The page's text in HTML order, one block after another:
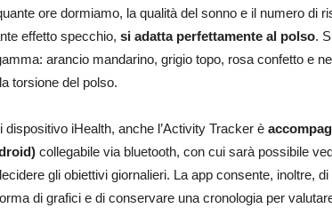
ore dormiamo, la qualità del sonno e il numero di
effetto specchio, si adatta perfettamente al polso.
arancio mandarino, grigio topo, rosa confetto e
torsione del polso.
dispositivo iHealth, anche l’Activity Tracker è
collegabile via bluetooth, con cui sarà possibile
gli obiettivi giornalieri. La app consente, inoltre,
di grafici e di conservare una cronologia per